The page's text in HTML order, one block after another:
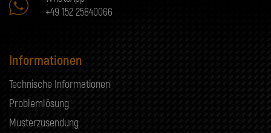
+49 152 25840066
Informationen
Technische Informationen
Problemlösung
Musterzusendung